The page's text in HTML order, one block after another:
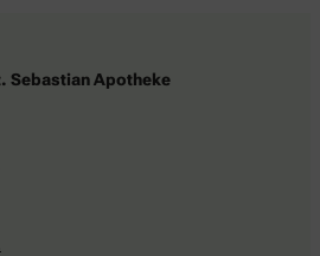
Sebastian Apotheke